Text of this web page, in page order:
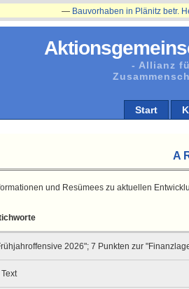
- Allianz
Start
Bauvorhaben in Plänitz betr.
A
und Resümees zu aktuellen
2026"; 7 Punkten zur
Text